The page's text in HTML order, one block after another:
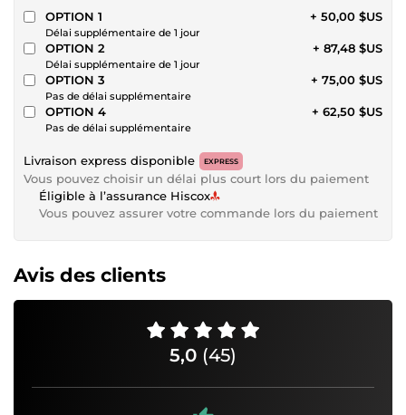
OPTION 1
Délai supplémentaire de 1 jour
+ 50,00 $US
OPTION 2
Délai supplémentaire de 1 jour
+ 87,48 $US
OPTION 3
Pas de délai supplémentaire
+ 75,00 $US
OPTION 4
Pas de délai supplémentaire
+ 62,50 $US
Livraison express disponible EXPRESS
Vous pouvez choisir un délai plus court lors du paiement
Éligible à l’assurance Hiscox
Vous pouvez assurer votre commande lors du paiement
Avis des clients
5,0 (45)